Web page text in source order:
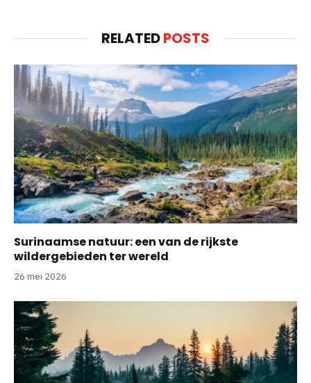
RELATEDPOSTS
Surinaamse natuur: een van de rijkste
wildergebieden ter wereld
26 mei 2026